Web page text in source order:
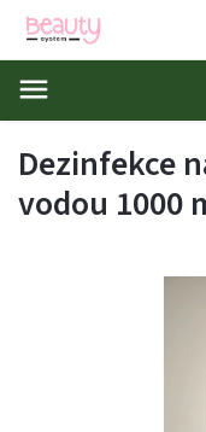
Dezinfekce
vodou 1000